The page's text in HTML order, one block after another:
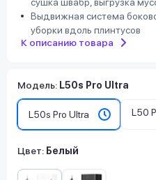
Выдвижная система
уборки вдоль плинтусов
К описанию товара
Модель: L50s Pro Ultra
L50s Pro Ultra L50
Цвет: Белый